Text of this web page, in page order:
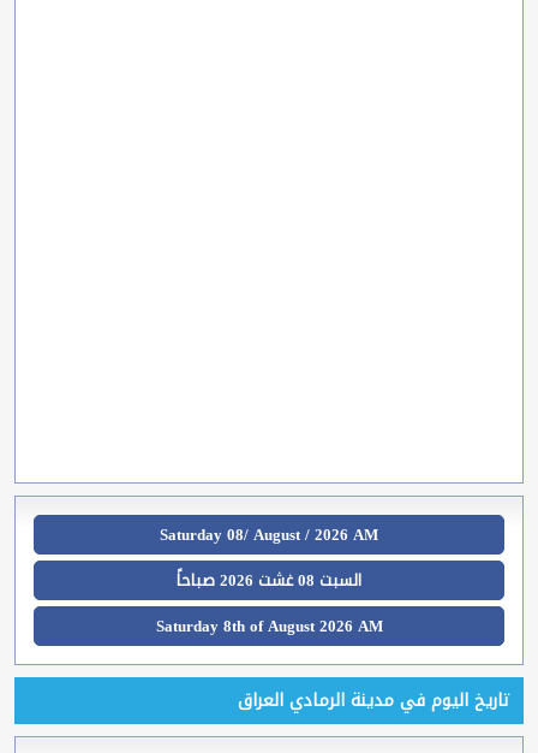
Saturday 08/ August / 2026 AM
السبت 08 غشت 2026 صباحاً
Saturday 8th of August 2026 AM
تاريخ اليوم في مدينة الرمادي العراق